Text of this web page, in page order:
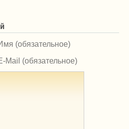
(обязательное)
Mail (обязательное)